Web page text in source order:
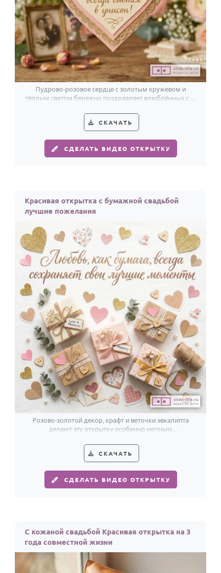
Пудрово-розовое сердце с золотым кружевом и
тёплым светом бережно поздравляет влюблённых с 2-
СКАЧАТЬ
СДЕЛАТЬ ВИДЕО ОТКРЫТКУ
Красивая открытка с бумажной свадьбой
лучшие пожелания
Розово-золотой декор, крафт и веточки эвкалипта
делают эту открытку особенно уютным
СКАЧАТЬ
СДЕЛАТЬ ВИДЕО ОТКРЫТКУ
С кожаной свадьбой Красивая открытка на 3
года совместной жизни